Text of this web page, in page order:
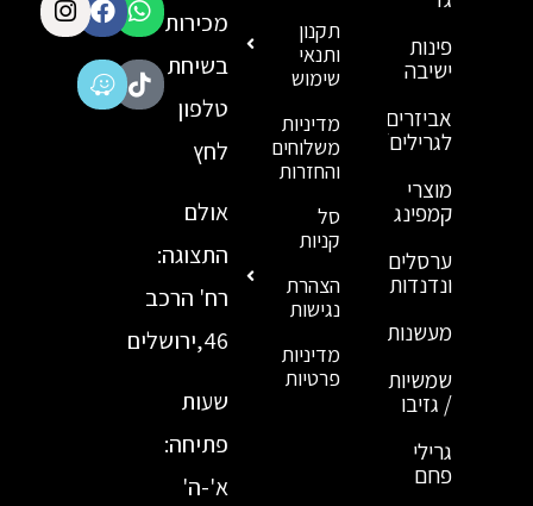
פינות
ישיבה
אביזרים נלווים
לגרילים/מעשנות/טאבונים
מוצרי
קמפינג
ערסלים
ונדנדות
מעשנות
שמשיות
/ גזיבו
גרילי
פחם
תקנון
ותנאי
שימוש
מדיניות
משלוחים
והחזרות
סל
קניות
הצהרת
נגישות
מדיניות
פרטיות
מכירות
בשיחת
טלפון
לחץ
אולם
התצוגה:
רח' הרכב
46,ירושלים
שעות
פתיחה:
א'-ה'